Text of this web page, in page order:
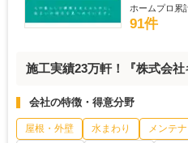
ホームプロ累
91件
施工実績23万軒！『株式会
会社の特徴・得意分野
屋根・外壁 水まわり メンテ